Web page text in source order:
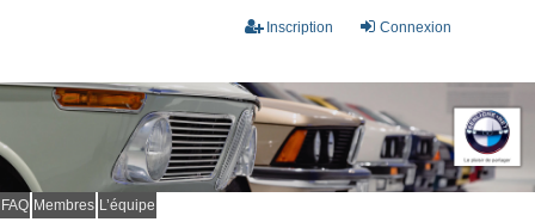
Connexion
Inscription
FAQ Membres L’équipe